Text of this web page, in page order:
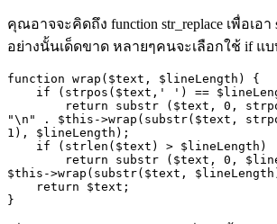
คุณอาจจะคิดถึง function str_replace เพื่อเอา
อย่างนั้นเด็ดขาด หลายๆคนจะเลือกใช้ if แ
function wrap($text, $lineLength) {
if (strpos($text,' ') ==
return substr ($text, 0,
"\n" . $this->wrap(substr($text,
1), $lineLength);
if (strlen($text) > $lineLength)
return substr ($text, 0,
$this->wrap(substr($text,
return $text;